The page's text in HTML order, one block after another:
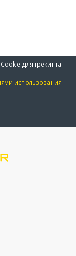
для трекинга
использования